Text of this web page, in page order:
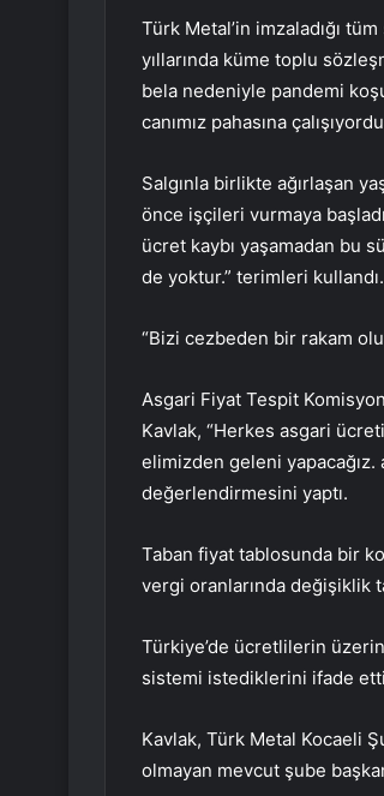
Türk Metal’in imzaladığı
yıllarında küme toplu
bela nedeniyle pandemi
canımız pahasına
Salgınla birlikte ağırlaşan
önce işçileri vurmaya
ücret kaybı yaşamadan bu
de yoktur.” terimleri kullandı.
“Bizi cezbeden bir rakam
Asgari Fiyat Tespit
Kavlak, “Herkes asgari
elimizden geleni yapacağız.
değerlendirmesini yaptı.
Taban fiyat tablosunda bir
vergi oranlarında
Türkiye’de ücretlilerin
sistemi istediklerini ifade
Kavlak, Türk Metal Kocaeli
olmayan mevcut şube